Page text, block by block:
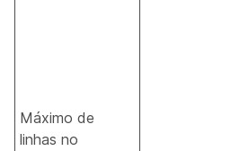
Máximo de
linhas no